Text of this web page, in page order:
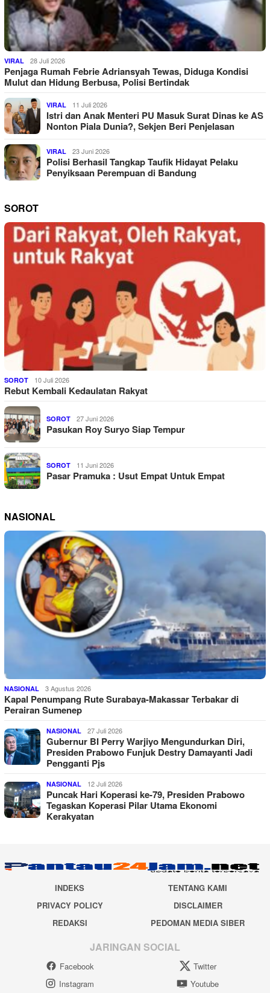
VIRAL 28 Juli 2026
Penjaga Rumah Febrie Adriansyah Tewas, Diduga Kondisi
Mulut dan Hidung Berbusa, Polisi Bertindak
VIRAL 11 Juli 2026
Istri dan Anak Menteri PU Masuk Surat Dinas ke AS
Nonton Piala Dunia?, Sekjen Beri Penjelasan
VIRAL 23 Juni 2026
Polisi Berhasil Tangkap Taufik Hidayat Pelaku
Penyiksaan Perempuan di Bandung
SOROT
SOROT 10 Juli 2026
Rebut Kembali Kedaulatan Rakyat
SOROT 27 Juni 2026
Pasukan Roy Suryo Siap Tempur
SOROT 11 Juni 2026
Pasar Pramuka : Usut Empat Untuk Empat
NASIONAL
NASIONAL 3 Agustus 2026
Kapal Penumpang Rute Surabaya-Makassar Terbakar di
Perairan Sumenep
NASIONAL 27 Juli 2026
Gubernur BI Perry Warjiyo Mengundurkan Diri,
Presiden Prabowo Funjuk Destry Damayanti Jadi
Pengganti Pjs
NASIONAL 12 Juli 2026
Puncak Hari Koperasi ke-79, Presiden Prabowo
Tegaskan Koperasi Pilar Utama Ekonomi
Kerakyatan
INDEKS
TENTANG KAMI
PRIVACY POLICY
DISCLAIMER
REDAKSI
PEDOMAN MEDIA SIBER
JARINGAN SOCIAL
Facebook
Twitter
Instagram
Youtube